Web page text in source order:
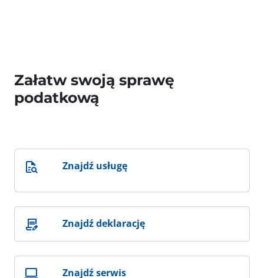
Załatw swoją sprawę
podatkową
Znajdź usługę
Znajdź deklarację
Znajdź serwis